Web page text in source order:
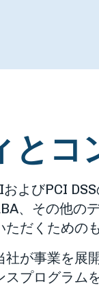
とコ
よびPCI
、その他
だくためのも
が事業を展
プログラム